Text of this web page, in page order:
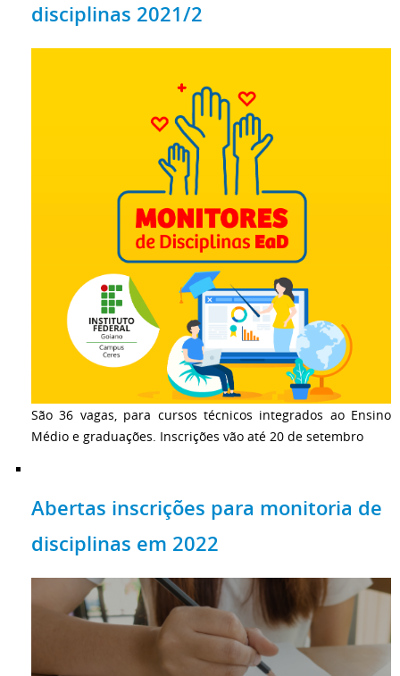
disciplinas 2021/2
São 36 vagas, para cursos técnicos integrados ao Ensino
Médio e graduações. Inscrições vão até 20 de setembro
Abertas inscrições para monitoria de
disciplinas em 2022